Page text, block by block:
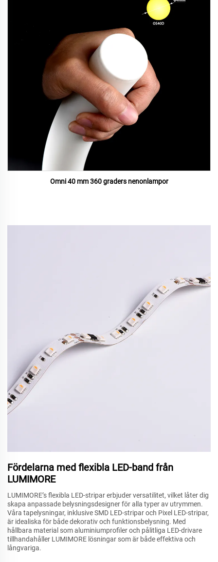
Omni 40 mm 360 graders nenonlampor
Fördelarna med flexibla LED-band från
LUMIMORE
LUMIMORE’s flexibla LED-stripar erbjuder versatilitet, vilket låter dig
skapa anpassade belysningsdesigner för alla typer av utrymmen.
Våra tapelysningar, inklusive SMD LED-stripar och Pixel LED-stripar,
är idealiska för både dekorativ och funktionsbelysning. Med
hållbara material som aluminiumprofiler och pålitliga LED-drivare
tillhandahåller LUMIMORE lösningar som är både effektiva och
långvariga.